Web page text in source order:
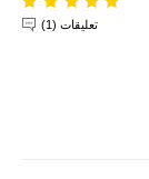
تعليقات (1)